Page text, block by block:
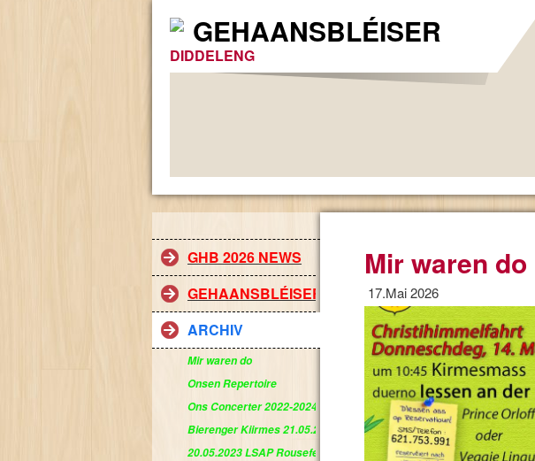
GEHAANSBLÉISER
DIDDELENG
GHB 2026 NEWS
GEHAANSBLÉISER
ARCHIV
Mir waren do
Onsen Repertoire
Ons Concerter 2022-2024
Bierenger Kiirmes 21.05.2023
20.05.2023 LSAP Rousefest
Mir waren do
17.Mai 2026